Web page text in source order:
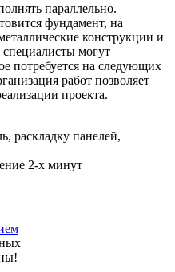
параллельно.
фундамент, на
конструкции и
могут
потребуется на следующих
работ позволяет
проекта.
раскладку панелей,
2-х минут